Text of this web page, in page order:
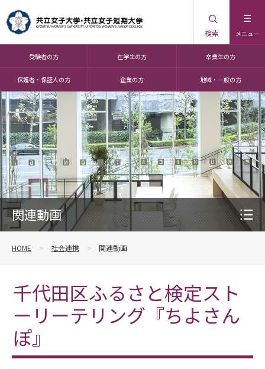
メニュー
検索
受験者の方 在学生の方 卒業生の方
保護者・保証人の方 企業の方 地域・一般の方
関連動画
HOME 社会連携 関連動画
千代田区ふるさと検定スト
ーリーテリング『ちよさん
ぽ』